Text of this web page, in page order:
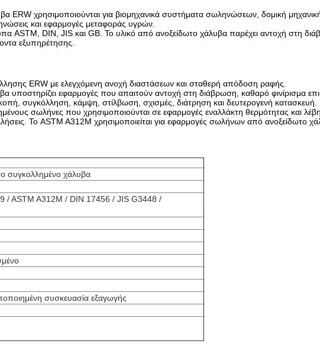
ERW χρησιμοποιούνται για βιομηχανικά συστήματα σωληνώσεων, δομική
και εφαρμογές μεταφοράς υγρών.
ASTM, DIN, JIS και GB. Το υλικό από ανοξείδωτο χάλυβα παρέχει αντοχή στη
εξυπηρέτησης.
ERW με ελεγχόμενη ανοχή διαστάσεων και σταθερή απόδοση ραφής.
εφαρμογές που απαιτούν αντοχή στη διάβρωση, καθαρό φινίρισμα
συγκόλληση, κάμψη, στίλβωση, σχισμές, διάτρηση και δευτερογενή κατασκευή.
σωλήνες που χρησιμοποιούνται σε εφαρμογές εναλλάκτη θερμότητας και
Το ASTM A312M χρησιμοποιείται για εφαρμογές σωλήνων από ανοξείδωτο
συγκολλημένο χάλυβα
/ ASTM A312M / DIN 17456 / JIS G3448 /
συσκευασία εξαγωγής